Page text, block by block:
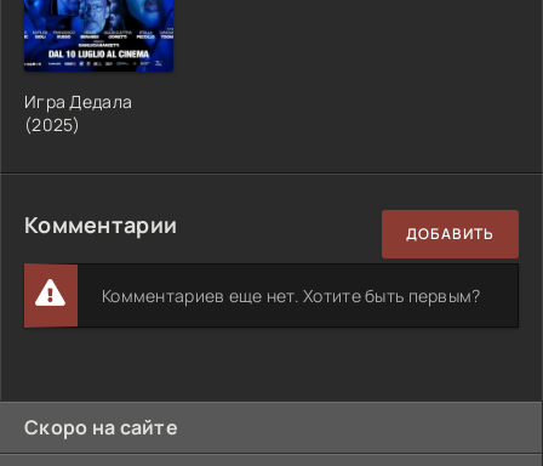
Игра Дедала
(2025)
Комментарии ДОБАВИТЬ
Комментариев еще нет. Хотите быть первым?
Скоро на сайте